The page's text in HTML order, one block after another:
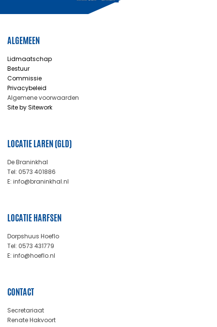
ALGEMEEN
Lidmaatschap
Bestuur
Commissie
Privacybeleid
Algemene voorwaarden
Site by Sitework
LOCATIE LAREN (GLD)
De Braninkhal
Tel: 0573 401886
E: info@braninkhal.nl
LOCATIE HARFSEN
Dorpshuus Hoeflo
Tel: 0573 431779
E: info@hoeflo.nl
CONTACT
Secretariaat
Renate Hakvoort